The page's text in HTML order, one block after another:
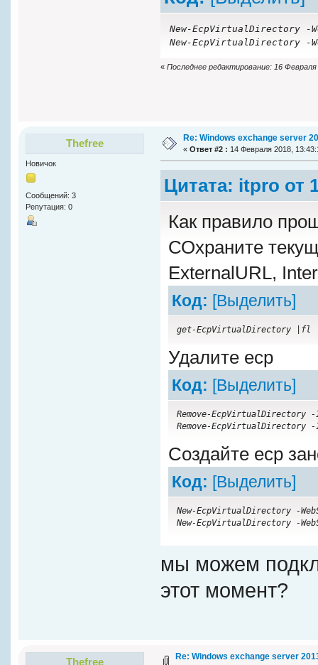
New-EcpVirtualDirectory -
New-EcpVirtualDirectory -
« Последнее редактирование: 16
Thefree
Новичок
Сообщений: 3
Репутация: 0
Re: Windows exchange server
« Ответ #2 : 14 Февраля 2018,
Цитата: itpro от
Как правило
СОхраните
ExternalURL,
Код: [Выделить]
get-EcpVirtualDirectory |fl
Удалите ecp
Код: [Выделить]
Remove-
Remove-EcpVirtualDirectory
Создайте ecp
Код: [Выделить]
New-EcpVirtualDirectory -
New-EcpVirtualDirectory -
мы можем
этот момент?
Thefree Re: Windows exchange server